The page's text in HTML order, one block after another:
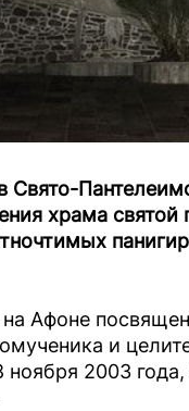
Свято-
храма
Афоне
и
2003